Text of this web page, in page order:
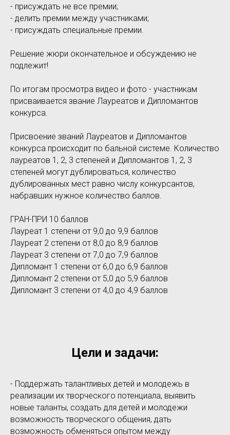
- присуждать не все премии;
- делить премии между участниками;
- присуждать специальные премии.
Решение жюри окончательное и обсуждению не
подлежит!
По итогам просмотра видео и фото - участникам
присваивается звание Лауреатов и Дипломантов
конкурса.
Присвоение званий Лауреатов и Дипломантов
конкурса происходит по бальной системе. Количество
лауреатов 1, 2, 3 степеней и Дипломантов 1, 2, 3
степеней могут дублироваться, количество
дублированных мест равно числу конкурсантов,
набравших нужное количество баллов.
ГРАН-ПРИ 10 баллов
Лауреат 1 степени от 9,0 до 9,9 баллов
Лауреат 2 степени от 8,0 до 8,9 баллов
Лауреат 3 степени от 7,0 до 7,9 баллов
Дипломант 1 степени от 6,0 до 6,9 баллов
Дипломант 2 степени от 5,0 до 5,9 баллов
Дипломант 3 степени от 4,0 до 4,9 баллов
Цели и задачи:
- Поддержать талантливых детей и молодежь в
реализации их творческого потенциала, выявить
новые таланты, создать для детей и молодежи
возможность творческого общения, дать
возможность обменяться опытом между